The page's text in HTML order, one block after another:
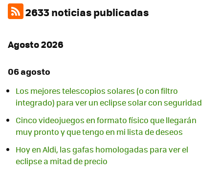
2633 noticias publicadas
Agosto 2026
06 agosto
Los mejores telescopios solares (o con filtro
integrado) para ver un eclipse solar con seguridad
Cinco videojuegos en formato físico que llegarán
muy pronto y que tengo en mi lista de deseos
Hoy en Aldi, las gafas homologadas para ver el
eclipse a mitad de precio